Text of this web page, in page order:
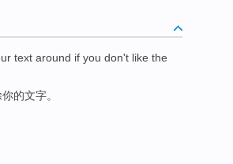
text around if you don't like the
你的文字。